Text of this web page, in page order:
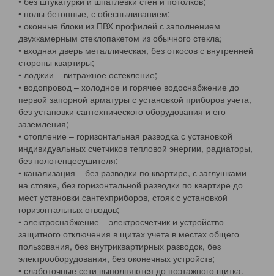
• полы бетонные, с обеспыливанием;
• оконные блоки из ПВХ профилей с заполнением
двухкамерным стеклопакетом из обычного стекла;
• входная дверь металлическая, без откосов с внутренней
стороны квартиры;
• лоджии – витражное остекление;
• водопровод – холодное и горячее водоснабжение до
первой запорной арматуры с установкой приборов учета,
без установки сантехнического оборудования и его
заземления;
• отопление – горизонтальная разводка с установкой
индивидуальных счетчиков тепловой энергии, радиаторы,
без полотенцесушителя;
• канализация – без разводки по квартире, с заглушками
на стояке, без горизонтальной разводки по квартире до
мест установки сантехприборов, стояк с установкой
горизонтальных отводов;
• электроснабжение – электросчетчик и устройство
защитного отключения в щитах учета в местах общего
пользования, без внутриквартирных разводок, без
электрооборудования, без оконечных устройств;
• слаботочные сети выполняются до поэтажного щитка.